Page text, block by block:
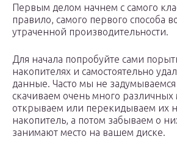
Первым делом начнем с самого
правило, самого первого способа
утраченной производительности.
Для начала попробуйте сами
накопителях и самостоятельно
данные. Часто мы не
скачиваем очень много
открываем или перекидываем их
накопитель, а потом забываем о
занимают место на вашем диске.